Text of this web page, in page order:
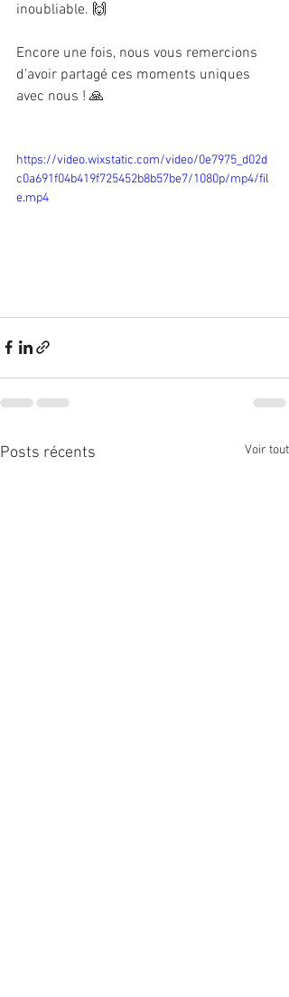
inoubliable. 🙌
Encore une fois, nous vous remercions
d'avoir partagé ces moments uniques
avec nous ! 🙏
https://video.wixstatic.com/video/0e7975_d02d
c0a691f04b419f725452b8b57be7/1080p/mp4/fil
e.mp4
Posts récents Voir tout